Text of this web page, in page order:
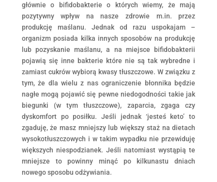
głównie o bifidobakterie o których wiemy, że mają
pozytywny wpływ na nasze zdrowie m.in. przez
produkcję maślanu. Jednak od razu uspokajam –
organizm posiada kilka innych sposobów na produkcję
lub pozyskanie maślanu, a na miejsce bifidobakterii
pojawią się inne bakterie które nie są tak wybredne i
zamiast cukrów wybiorą kwasy tłuszczowe. W związku z
tym, że dla wielu z nas ograniczenie błonnika będzie
nagłe mogą pojawić się pewne niedogodności takie jak
biegunki (w tym tłuszczowe), zaparcia, zgaga czy
dyskomfort po posiłku. Jeśli jednak ‘jesteś keto’ to
zgaduję, że masz mniejszy lub większy staż na dietach
wysokotłuszczowych i w takim wypadku nie przewiduję
większych niespodzianek. Jeśli natomiast wystąpią te
mniejsze to powinny minąć po kilkunastu dniach
nowego sposobu odżywiania.